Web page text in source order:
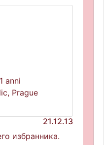
anni
Prague
21.12.13
избранника.